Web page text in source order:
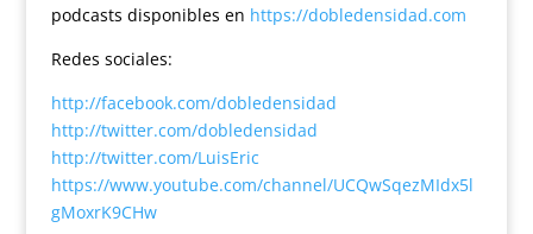
podcasts disponibles en https://dobledensidad.com
Redes sociales:
http://facebook.com/dobledensidad
http://twitter.com/dobledensidad
http://twitter.com/LuisEric
https://www.youtube.com/channel/UCQwSqezMIdx5l
gMoxrK9CHw